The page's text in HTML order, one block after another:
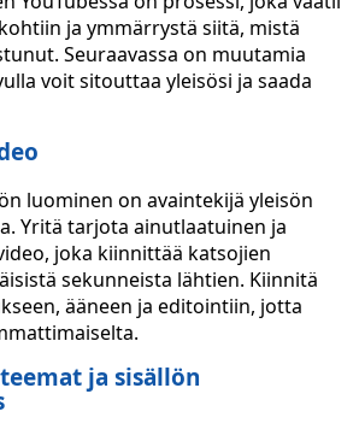
ja ymmärrystä siitä, mistä
Seuraavassa on muutamia
voit sitouttaa yleisösi ja saada
luominen on avaintekijä yleisön
Yritä tarjota ainutlaatuinen ja
joka kiinnittää katsojien
sekunneista lähtien. Kiinnitä
ääneen ja editointiin, jotta
ja sisällön